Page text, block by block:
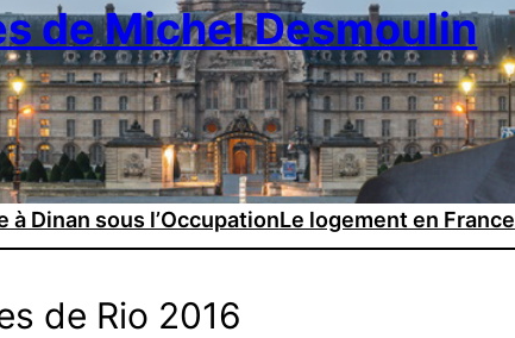
de Michel Desmoulin
à Dinan sous l’OccupationLe logement en France
de Rio 2016